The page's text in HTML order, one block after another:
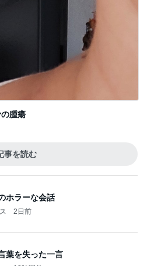
腫瘍
事を読む
ホラーな会話
2日前
葉を失った一言